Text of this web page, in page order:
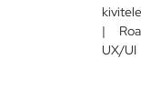
|
UX/